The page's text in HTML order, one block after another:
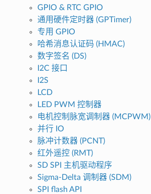
GPIO & RTC GPIO
通用硬件定时器 (GPTimer)
专用 GPIO
哈希消息认证码 (HMAC)
数字签名 (DS)
I2C 接口
I2S
LCD
LED PWM 控制器
电机控制脉宽调制器 (MCPWM)
并行 IO
脉冲计数器 (PCNT)
红外遥控 (RMT)
SD SPI 主机驱动程序
Sigma-Delta 调制器 (SDM)
SPI flash API